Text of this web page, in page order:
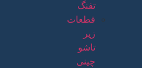
تفنگ
قطعات
زیر
تاشو
چینی